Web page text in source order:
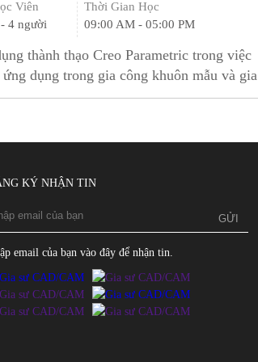
Viên
4 người
Thời Gian Học
09:00 AM - 05:00 PM
thành thạo Creo Parametric trong việc
dụng trong gia công khuôn mẫu và gia
KÝ NHẬN TIN
email của bạn vào đây để nhận tin.